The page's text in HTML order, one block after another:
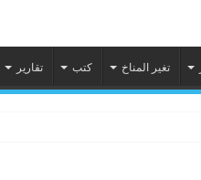
تغير المناخ كتب تقارير